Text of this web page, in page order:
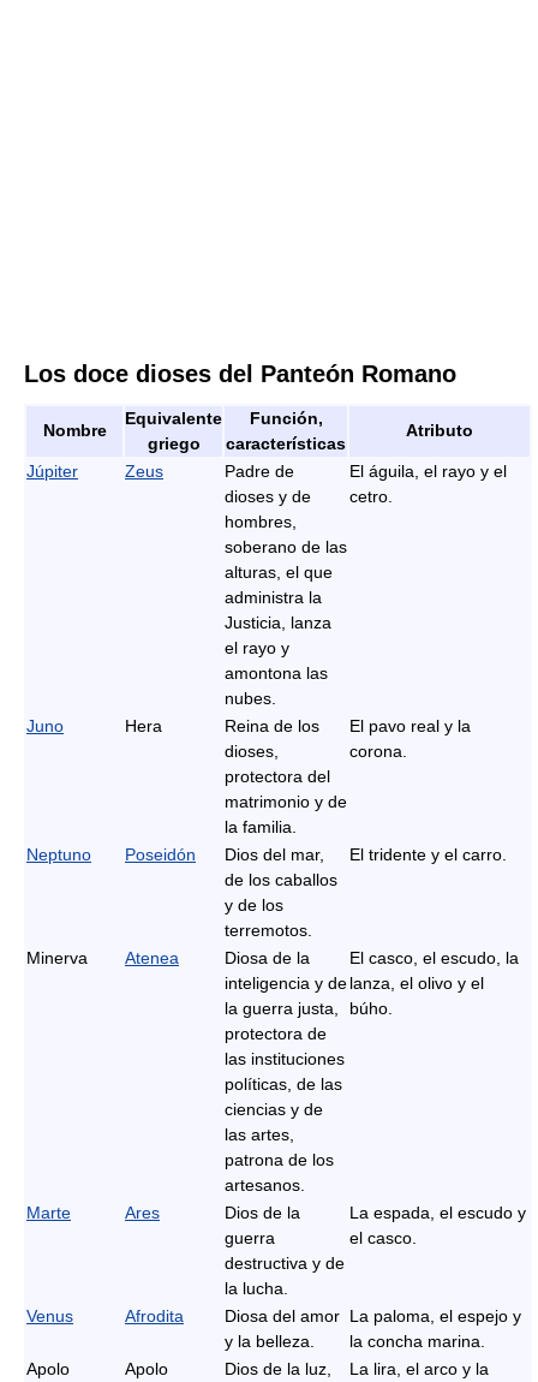
Los doce dioses del Panteón Romano
Nombre
Equivalente
griego
Función,
características
Atributo
Júpiter Zeus
Padre de
dioses y de
hombres,
soberano de las
alturas, el que
administra la
Justicia, lanza
el rayo y
amontona las
nubes.
El águila, el rayo y el
cetro.
Juno Hera
Reina de los
dioses,
protectora del
matrimonio y de
la familia.
El pavo real y la
corona.
Neptuno Poseidón
Dios del mar,
de los caballos
y de los
terremotos.
El tridente y el carro.
Minerva Atenea
Diosa de la
inteligencia y de
la guerra justa,
protectora de
las instituciones
políticas, de las
ciencias y de
las artes,
patrona de los
artesanos.
El casco, el escudo, la
lanza, el olivo y el
búho.
Marte Ares
Dios de la
guerra
destructiva y de
la lucha.
La espada, el escudo y
el casco.
Venus Afrodita
Diosa del amor
y la belleza.
La paloma, el espejo y
la concha marina.
Apolo
Apolo
Dios de la luz,
La lira, el arco y la